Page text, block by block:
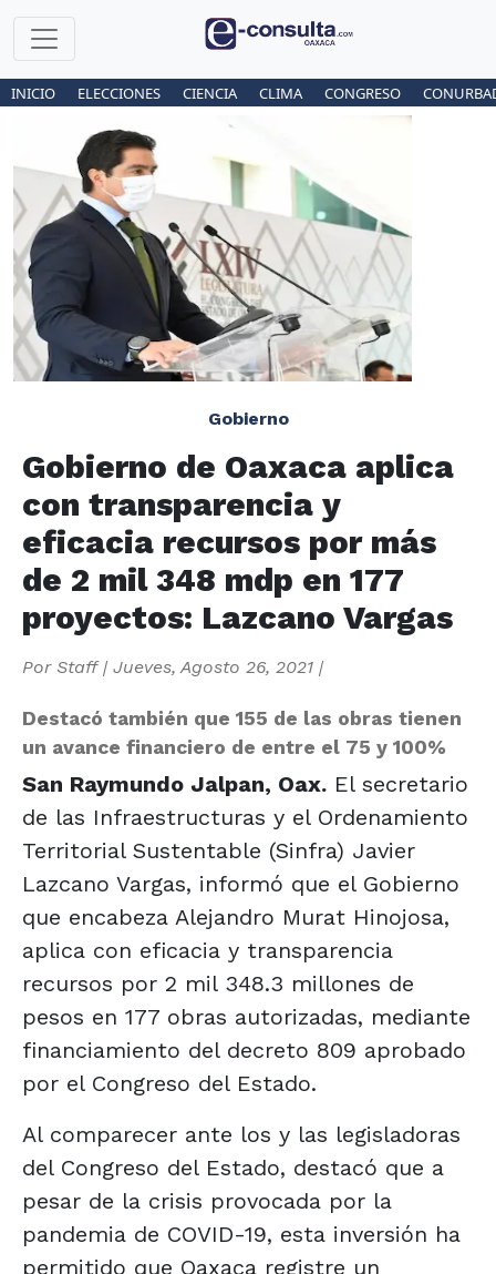
INICIO ELECCIONES CIENCIA CLIMA CONGRESO
Gobierno
Gobierno de Oaxaca aplica
con transparencia y
eficacia recursos por más
de 2 mil 348 mdp en 177
proyectos: Lazcano Vargas
Por Staff| Jueves, Agosto 26, 2021 |
Destacó también que 155 de las obras tienen
un avance financiero de entre el 75 y 100%
San Raymundo Jalpan, Oax. El secretario
de las Infraestructuras y el Ordenamiento
Territorial Sustentable (Sinfra) Javier
Lazcano Vargas, informó que el Gobierno
que encabeza Alejandro Murat Hinojosa,
aplica con eficacia y transparencia
recursos por 2 mil 348.3 millones de
pesos en 177 obras autorizadas, mediante
financiamiento del decreto 809 aprobado
por el Congreso del Estado.
Al comparecer ante los y las legisladoras
del Congreso del Estado, destacó que a
pesar de la crisis provocada por la
pandemia de COVID-19, esta inversión ha
permitido que Oaxaca registre un